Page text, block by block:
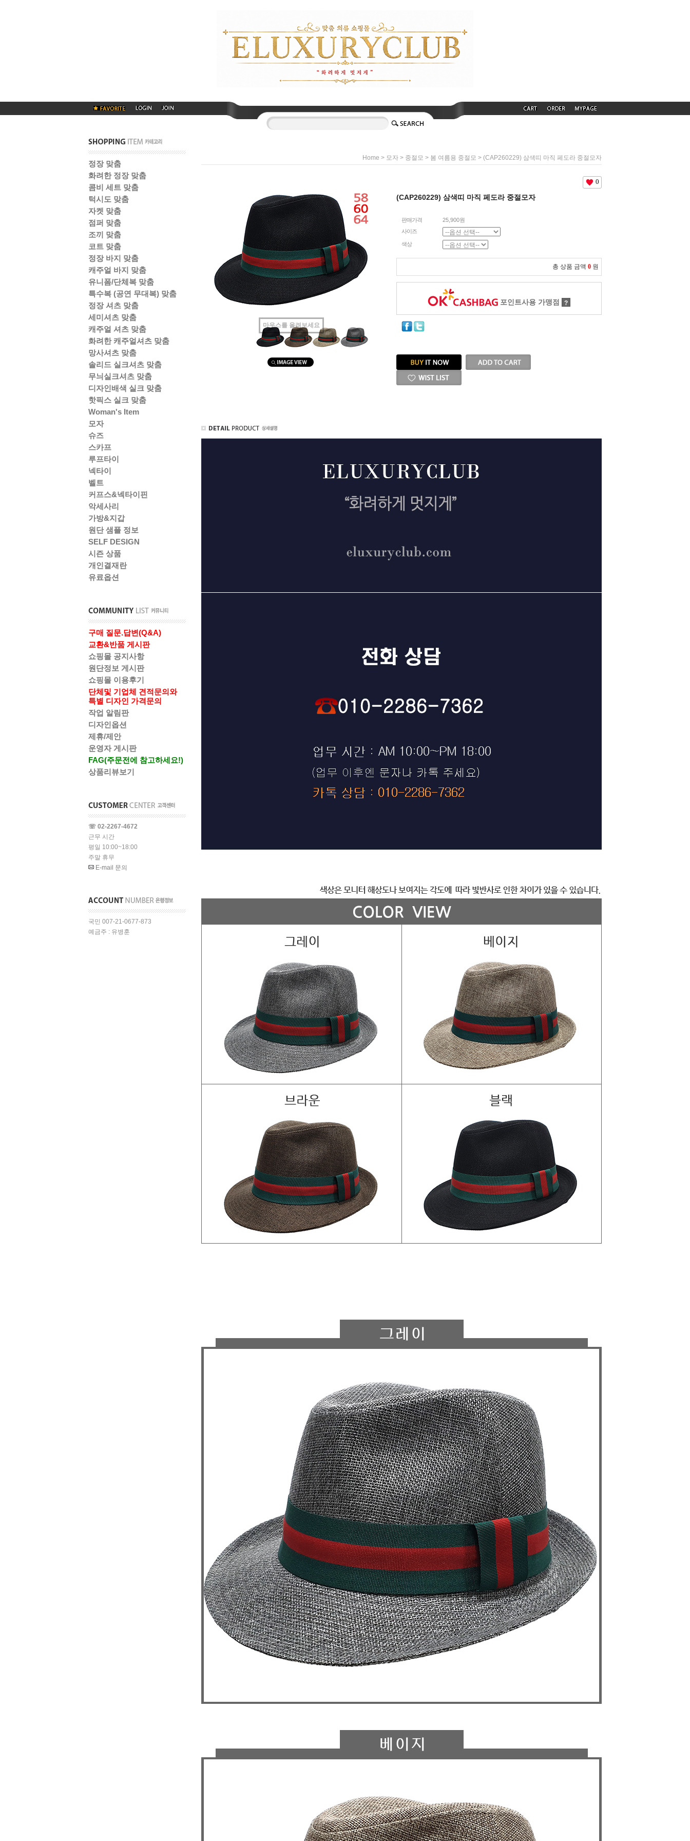
정장 맞춤
화려한 정장 맞춤
콤비 세트 맞춤
턱시도 맞춤
자켓 맞춤
점퍼 맞춤
조끼 맞춤
코트 맞춤
정장 바지 맞춤
캐주얼 바지 맞춤
유니폼/단체복 맞춤
특수복 (공연 무대복) 맞춤
정장 셔츠 맞춤
세미셔츠 맞춤
캐주얼 셔츠 맞춤
화려한 캐주얼셔츠 맞춤
망사셔츠 맞춤
솔리드 실크셔츠 맞춤
무늬실크셔츠 맞춤
디자인배색 실크 맞춤
핫픽스 실크 맞춤
Woman's Item
모자
슈즈
스카프
루프타이
넥타이
벨트
커프스&넥타이핀
악세사리
가방&지갑
원단 샘플 정보
SELF DESIGN
시즌 상품
개인결재란
유료옵션
구매 질문.답변(Q&A)
교환&반품 게시판
쇼핑몰 공지사항
원단정보 게시판
쇼핑몰 이용후기
단체및 기업체 견적문의와
특별 디자인 가격문의
작업 알림판
디자인옵션
제휴/제안
운영자 게시판
FAG(주문전에 참고하세요!)
상품리뷰보기
☏ 02-2267-4672
근무 시간
평일 10:00~18:00
주말 휴무
E-mail 문의
국민 007-21-0677-873
예금주 : 유병훈
Home > 모자 > 중절모 > 봄 여름용 중절모 > (CAP260229) 삼색띠 마직 페도라 중절모자
마우스를 올려보세요
0
(CAP260229) 삼색띠 마직 페도라 중절모자
판매가격
25,900원
사이즈
색상
총 상품 금액 0 원
포인트사용 가맹점 ?